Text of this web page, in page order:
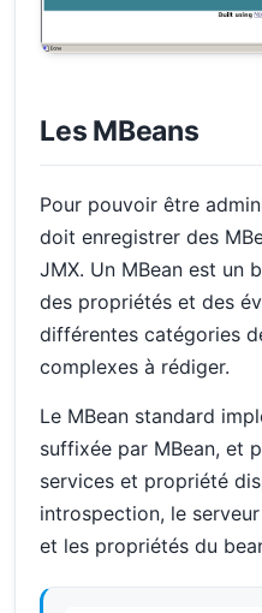
Les MBeans
Pour pouvoir être
doit enregistrer des
JMX. Un MBean est un
des propriétés et des
différentes catégories
complexes à rédiger.
Le MBean standard
suffixée par MBean, et
services et propriété
introspection, le
et les propriétés du